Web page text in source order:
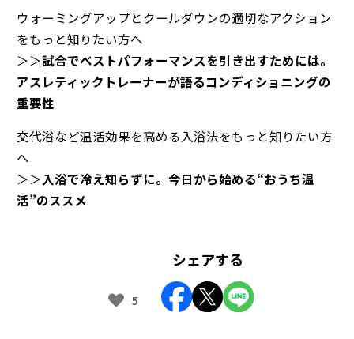
ウォーミングアップとクールダウンの適切なアクション
をもっと知りたい方へ
＞＞試合でベストパフォーマンスを引き出すためには。
アスレティックトレーナーが語るコンディショニングの
重要性
交代浴など温活効果を高める入浴法をもっと知りたい方
へ
＞＞入浴で冷え知らずに。今日から始める“おうち温
活”のススメ
5
シェアする